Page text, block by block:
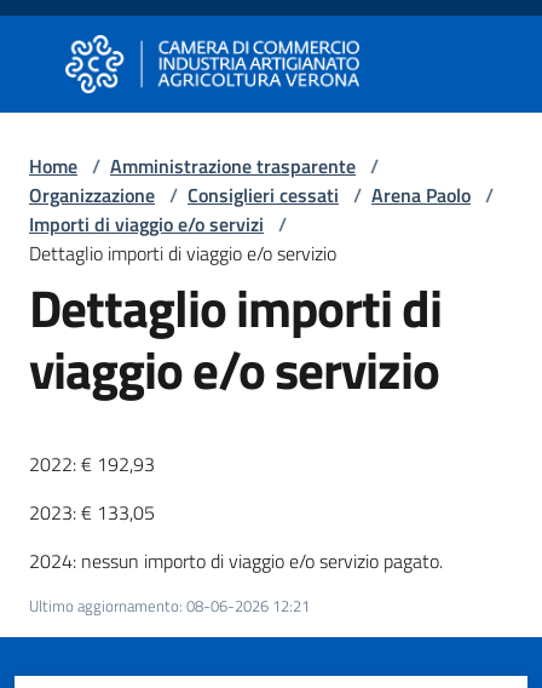
Vai al contenuto
Vai alla navigazione
Vai al footer
Camera di Commercio di Verona
Camera di Commercio di Verona
Avviare
Impresa
Gestire
Impresa
Promuovere
e
Tutelare
Impresa
Home / Amministrazione trasparente /
Organizzazione / Consiglieri cessati / Arena Paolo /
Importi di viaggio e/o servizi /
Dettaglio importi di viaggio e/o servizio
Dettaglio importi di
viaggio e/o servizio
2022: € 192,93
2023: € 133,05
2024: nessun importo di viaggio e/o servizio pagato.
Ultimo aggiornamento: 08-06-2026 12:21